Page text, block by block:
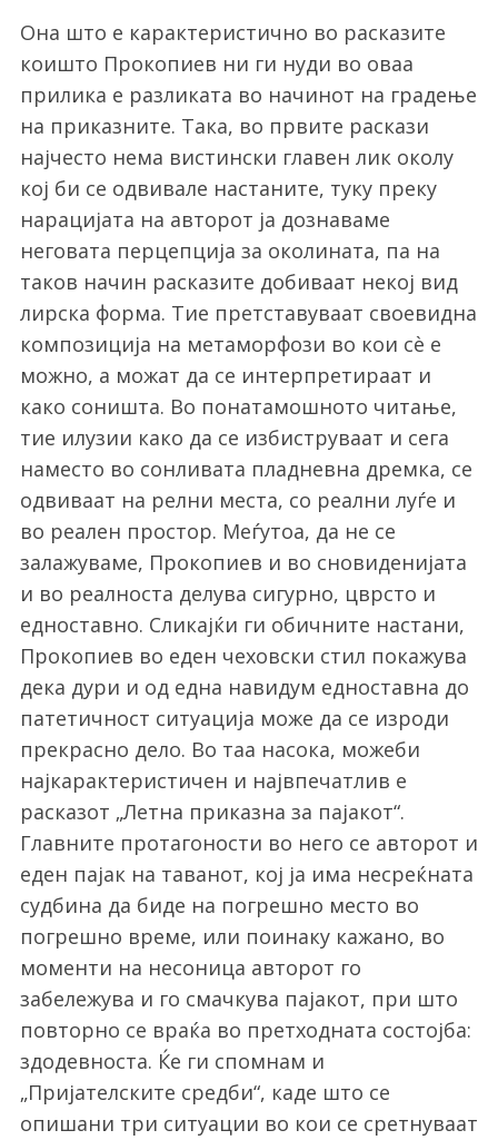
Она што е карактеристично во расказите
коишто Прокопиев ни ги нуди во оваа
прилика е разликата во начинот на градење
на приказните. Така, во првите раскази
најчесто нема вистински главен лик околу
кој би се одвивале настаните, туку преку
нарацијата на авторот ја дознаваме
неговата перцепција за околината, па на
таков начин расказите добиваат некој вид
лирска форма. Тие претставуваат своевидна
композиција на метаморфози во кои сѐ е
можно, а можат да се интерпретираат и
како соништа. Во понатамошното читање,
тие илузии како да се избиструваат и сега
наместо во сонливата пладневна дремка, се
одвиваат на релни места, со реални луѓе и
во реален простор. Меѓутоа, да не се
залажуваме, Прокопиев и во сновиденијата
и во реалноста делува сигурно, цврсто и
едноставно. Сликајќи ги обичните настани,
Прокопиев во еден чеховски стил покажува
дека дури и од една навидум едноставна до
патетичност ситуација може да се изроди
прекрасно дело. Во таа насока, можеби
најкарактеристичен и највпечатлив е
расказот „Летна приказна за пајакот“.
Главните протагоности во него се авторот и
еден пајак на таванот, кој ја има несреќната
судбина да биде на погрешно место во
погрешно време, или поинаку кажано, во
моменти на несоница авторот го
забележува и го смачкува пајакот, при што
повторно се враќа во претходната состојба:
здодевноста. Ќе ги спомнам и
„Пријателските средби“, каде што се
опишани три ситуации во кои се сретнуваат
S